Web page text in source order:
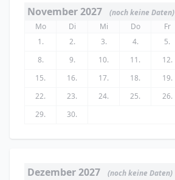
November 2027
(noch keine Daten)
Mo
Di Mi Do Fr
1.
2. 3. 4. 5.
8.
9. 10. 11. 12.
15.
16. 17. 18. 19.
22.
23. 24. 25. 26.
29.
30.
Dezember 2027
(noch keine Daten)